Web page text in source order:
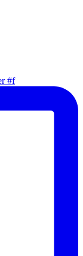
#f